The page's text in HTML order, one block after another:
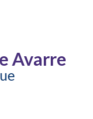
Avarre